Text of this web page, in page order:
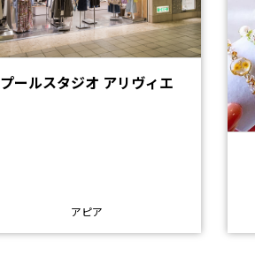
プールスタジオ アリヴィエ
アピア